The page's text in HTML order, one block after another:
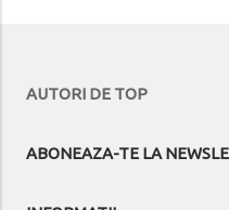
AUTORI DE TOP
ABONEAZA-TE LA